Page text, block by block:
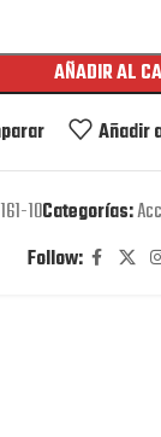
AÑADIR AL
Añadir
10Categorías:
Follow: